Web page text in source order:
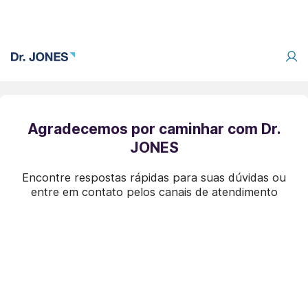
Agradecemos por caminhar com Dr.
JONES
Encontre respostas rápidas para suas dúvidas ou
entre em contato pelos canais de atendimento